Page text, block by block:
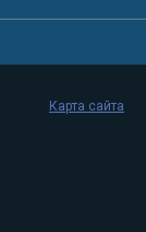
Карта сайта